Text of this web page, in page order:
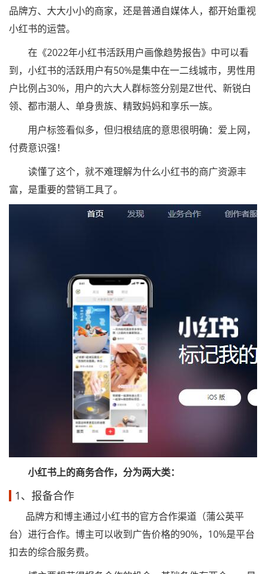
品牌方、大大小小的商家，还是普通自媒体人，都开始重视
小红书的运营。
在《2022年小红书活跃用户画像趋势报告》中可以看
到，小红书的活跃用户有50%是集中在一二线城市，男性用
户比例占30%，用户的六大人群标签分别是Z世代、新锐白
领、都市潮人、单身贵族、精致妈妈和享乐一族。
用户标签看似多，但归根结底的意思很明确：爱上网，
付费意识强！
读懂了这个，就不难理解为什么小红书的商广资源丰
富，是重要的营销工具了。
小红书上的商务合作，分为两大类：
1、报备合作
品牌方和博主通过小红书的官方合作渠道（蒲公英平
台）进行合作。博主可以收到广告价格的90%，10%是平台
扣去的综合服务费。